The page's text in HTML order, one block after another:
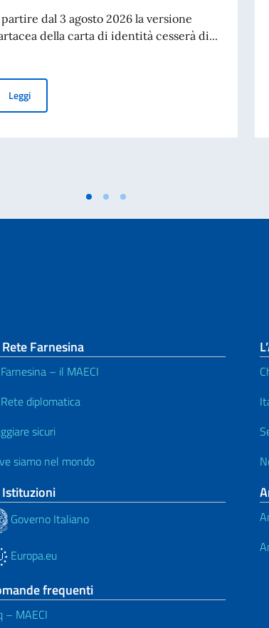
l'anno accademico 2026-2027
partire dal 3 agosto 2026 la versione
della carta di identità cesserà di...
LeggiCessazione della validità della carta d’identità cartacea
Rete Farnesina
– il MAECI
diplomatica
sicuri
siamo nel mondo
Istituzioni
Governo Italiano
Europa.eu
frequenti
– MAECI